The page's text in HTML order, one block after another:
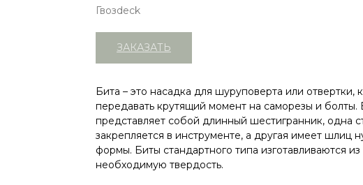
Гвозdeck
ЗАКАЗАТЬ
Бита – это насадка для шуруповерта или отвертки,
передавать крутящий момент на саморезы и
представляет собой длинный шестигранник, одна
закрепляется в инструменте, а другая имеет шлиц
формы. Биты стандартного типа изготавливаются
необходимую твердость.